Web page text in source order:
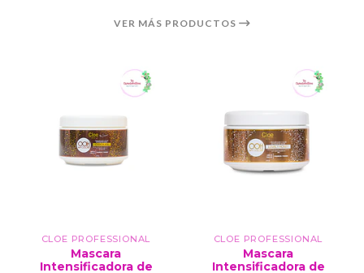
VER MÁS PRODUCTOS
CLOE PROFESSIONAL
Mascara
Intensificadora de
CLOE PROFESSIONAL
Mascara
Intensificadora de